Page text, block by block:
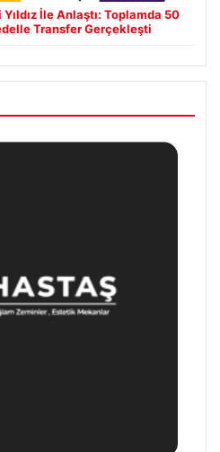
İle Anlaştı: Toplamda 50
Transfer Gerçekleşti